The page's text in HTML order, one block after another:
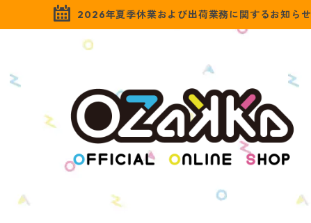
2026年夏季休業および出荷業務に関するお知らせ